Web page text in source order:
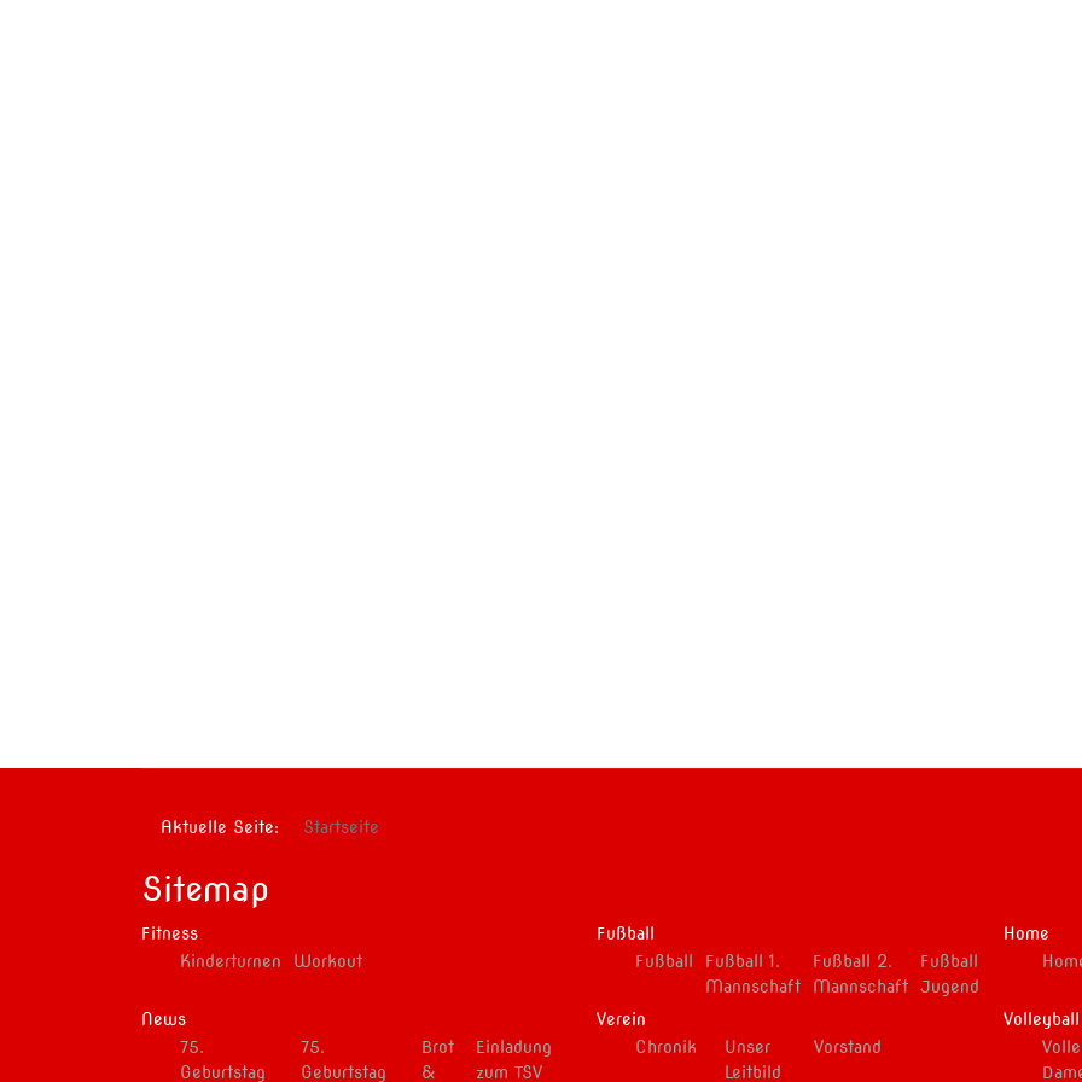
Aktuelle Seite: Startseite
Sitemap
Fitness
Kinderturnen
Workout
Fußball
Fußball
Fußball 1.
Mannschaft
Fußball 2.
Mannschaft
Fußball
Jugend
Home
News
75.
Geburtstag
75.
Geburtstag
Brot
&
Einladung
zum TSV
Verein
Chronik
Unser
Leitbild
Vorstand